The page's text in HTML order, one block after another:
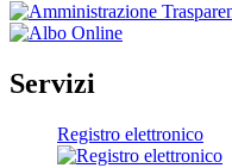
Servizi
Registro elettronico